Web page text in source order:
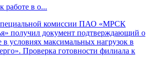
работе в о...
комиссии ПАО «МРСК
получил документ подтверждающий о
в условиях максимальных нагрузок в
Проверка готовности филиала к